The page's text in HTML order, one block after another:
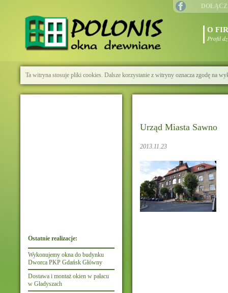
O
Profil
Ta witryna stosuje pliki cookies. Dalsze korzystanie z witryny oznacza zgodę na
Ostatnie realizacje:
Wykonujemy okna do budynku
Dworca PKP Gdańsk Główny
Dostawa i montaż okien w pałacu
w Gładyszach
Urząd Miasta Sawno
2013.11.23